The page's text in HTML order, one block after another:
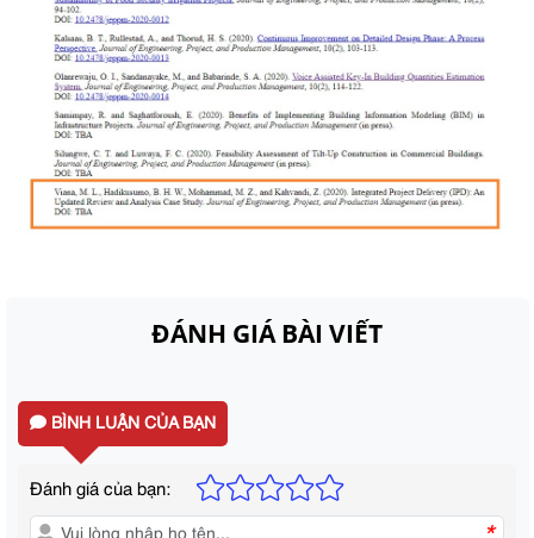
ĐÁNH GIÁ BÀI VIẾT
BÌNH LUẬN CỦA BẠN
Đánh giá của bạn: